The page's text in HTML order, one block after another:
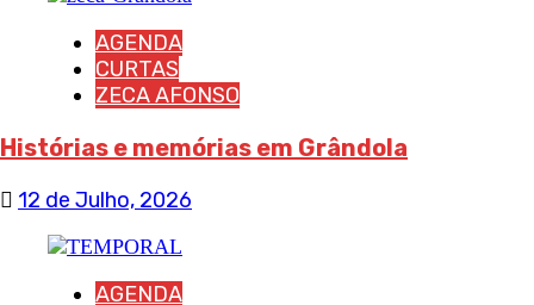
AGENDA
CURTAS
ZECA AFONSO
Histórias e memórias em Grândola
12 de Julho, 2026
AGENDA